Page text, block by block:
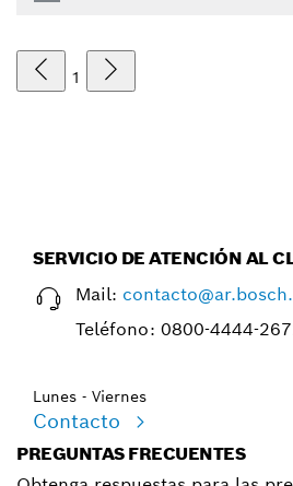
1
SERVICIO DE ATENCIÓN AL
Mail:
Teléfono: 0800-4444-
Lunes - Viernes
Contacto
PREGUNTAS FRECUENTES